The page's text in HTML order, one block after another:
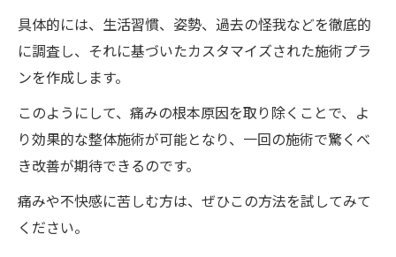
具体的には、生活習慣、姿勢、過去の怪我などを徹底的
に調査し、それに基づいたカスタマイズされた施術プラ
ンを作成します。
このようにして、痛みの根本原因を取り除くことで、よ
り効果的な整体施術が可能となり、一回の施術で驚くべ
き改善が期待できるのです。
痛みや不快感に苦しむ方は、ぜひこの方法を試してみて
ください。